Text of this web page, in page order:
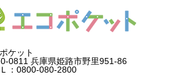
ケット
0811 兵庫県姫路市野里951-86
：0800-080-2800